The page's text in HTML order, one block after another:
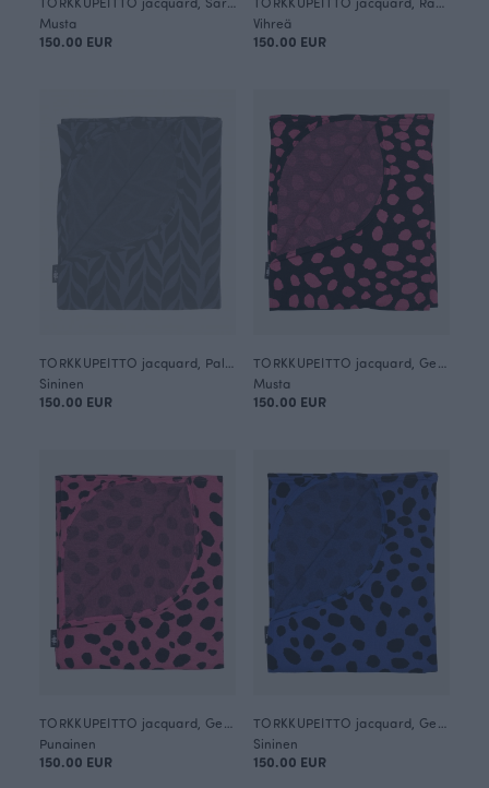
Musta
150.00 EUR
Vihreä
150.00 EUR
Sininen
150.00 EUR
Musta
150.00 EUR
Punainen
150.00 EUR
Sininen
150.00 EUR